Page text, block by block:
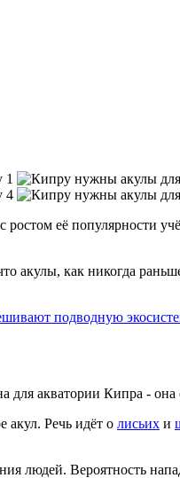
её популярности
акулы, как никогда
подводную
для акватории Кипра -
акул. Речь идёт о лисьих и
людей. Вероятность